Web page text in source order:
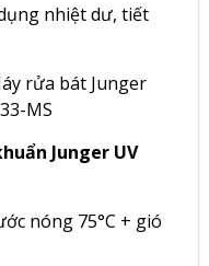
nhiệt dư, tiết
Junger UV
nóng 75°C + gió